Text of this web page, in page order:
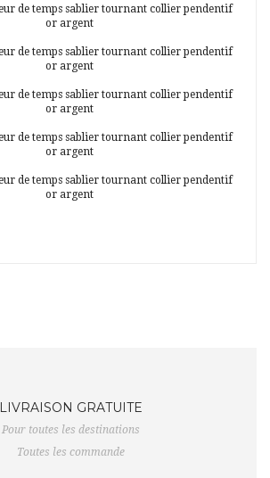
LIVRAISON GRATUITE
Pour toutes les destinations
Toutes les commande